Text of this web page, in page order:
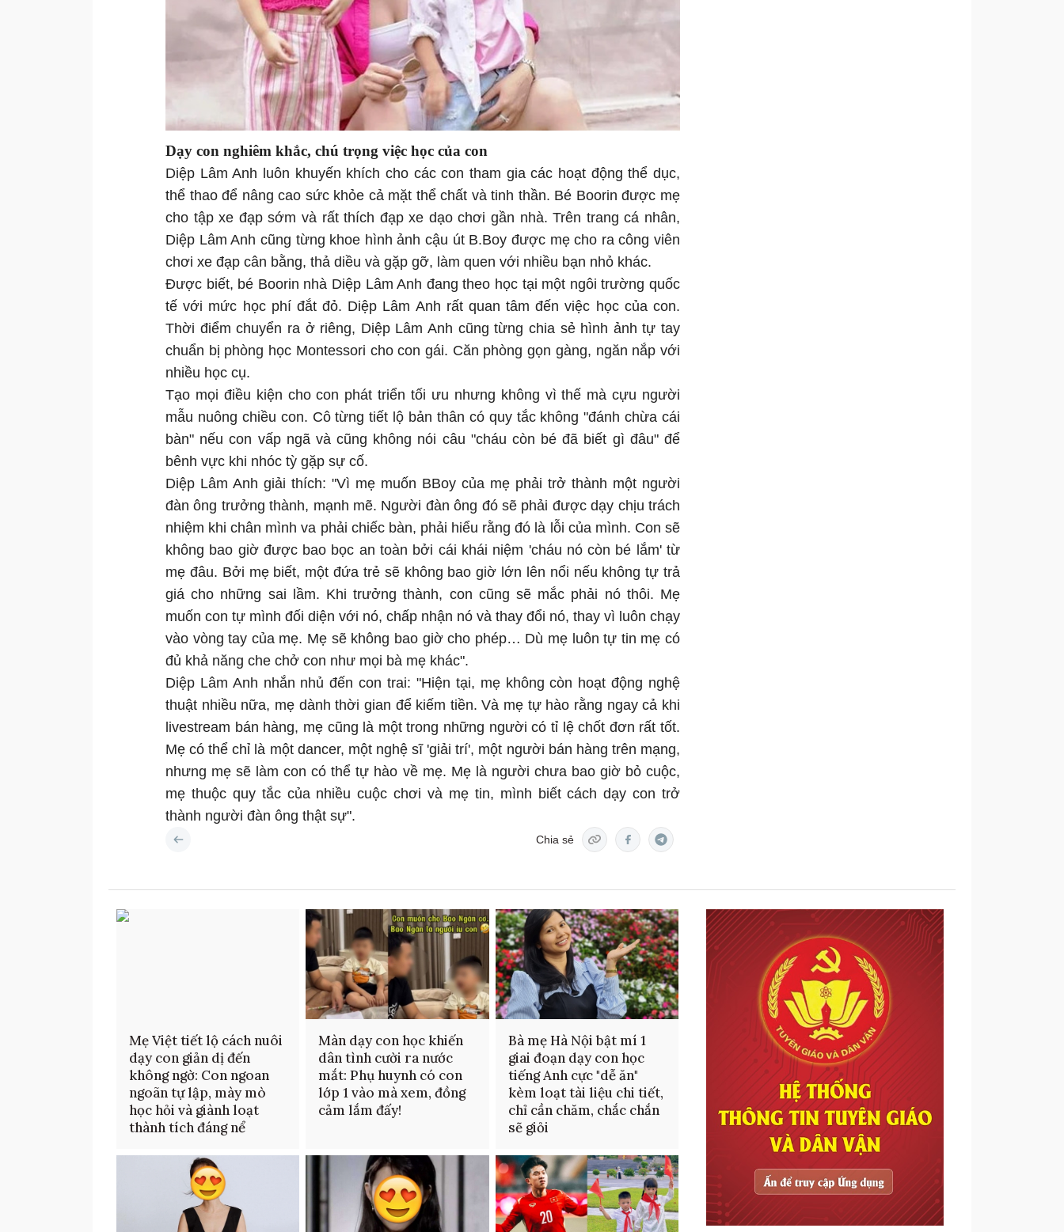
Dạy con nghiêm khắc, chú trọng việc học của con
Diệp Lâm Anh luôn khuyến khích cho các con tham gia các hoạt động thể dục,
thể thao để nâng cao sức khỏe cả mặt thể chất và tinh thần. Bé Boorin được mẹ
cho tập xe đạp sớm và rất thích đạp xe dạo chơi gần nhà. Trên trang cá nhân,
Diệp Lâm Anh cũng từng khoe hình ảnh cậu út B.Boy được mẹ cho ra công viên
chơi xe đạp cân bằng, thả diều và gặp gỡ, làm quen với nhiều bạn nhỏ khác.
Được biết, bé Boorin nhà Diệp Lâm Anh đang theo học tại một ngôi trường quốc
tế với mức học phí đắt đỏ. Diệp Lâm Anh rất quan tâm đến việc học của con.
Thời điểm chuyển ra ở riêng, Diệp Lâm Anh cũng từng chia sẻ hình ảnh tự tay
chuẩn bị phòng học Montessori cho con gái. Căn phòng gọn gàng, ngăn nắp với
nhiều học cụ.
Tạo mọi điều kiện cho con phát triển tối ưu nhưng không vì thế mà cựu người
mẫu nuông chiều con. Cô từng tiết lộ bản thân có quy tắc không "đánh chừa cái
bàn" nếu con vấp ngã và cũng không nói câu "cháu còn bé đã biết gì đâu" để
bênh vực khi nhóc tỳ gặp sự cố.
Diệp Lâm Anh giải thích: "Vì mẹ muốn BBoy của mẹ phải trở thành một người
đàn ông trưởng thành, mạnh mẽ. Người đàn ông đó sẽ phải được dạy chịu trách
nhiệm khi chân mình va phải chiếc bàn, phải hiểu rằng đó là lỗi của mình. Con sẽ
không bao giờ được bao bọc an toàn bởi cái khái niệm 'cháu nó còn bé lắm' từ
mẹ đâu. Bởi mẹ biết, một đứa trẻ sẽ không bao giờ lớn lên nổi nếu không tự trả
giá cho những sai lầm. Khi trưởng thành, con cũng sẽ mắc phải nó thôi. Mẹ
muốn con tự mình đối diện với nó, chấp nhận nó và thay đổi nó, thay vì luôn chạy
vào vòng tay của mẹ. Mẹ sẽ không bao giờ cho phép… Dù mẹ luôn tự tin mẹ có
đủ khả năng che chở con như mọi bà mẹ khác".
Diệp Lâm Anh nhắn nhủ đến con trai: "Hiện tại, mẹ không còn hoạt động nghệ
thuật nhiều nữa, mẹ dành thời gian để kiếm tiền. Và mẹ tự hào rằng ngay cả khi
livestream bán hàng, mẹ cũng là một trong những người có tỉ lệ chốt đơn rất tốt.
Mẹ có thể chỉ là một dancer, một nghệ sĩ 'giải trí', một người bán hàng trên mạng,
nhưng mẹ sẽ làm con có thể tự hào về mẹ. Mẹ là người chưa bao giờ bỏ cuộc,
mẹ thuộc quy tắc của nhiều cuộc chơi và mẹ tin, mình biết cách dạy con trở
thành người đàn ông thật sự".
Chia sẻ
Mẹ Việt tiết lộ cách nuôi
dạy con giản dị đến
không ngờ: Con ngoan
ngoãn tự lập, mày mò
học hỏi và giành loạt
thành tích đáng nể
Màn dạy con học khiến
dân tình cười ra nước
mắt: Phụ huynh có con
lớp 1 vào mà xem, đồng
cảm lắm đấy!
Bà mẹ Hà Nội bật mí 1
giai đoạn dạy con học
tiếng Anh cực "dễ ăn"
kèm loạt tài liệu chi tiết,
chỉ cần chăm, chắc chắn
sẽ giỏi